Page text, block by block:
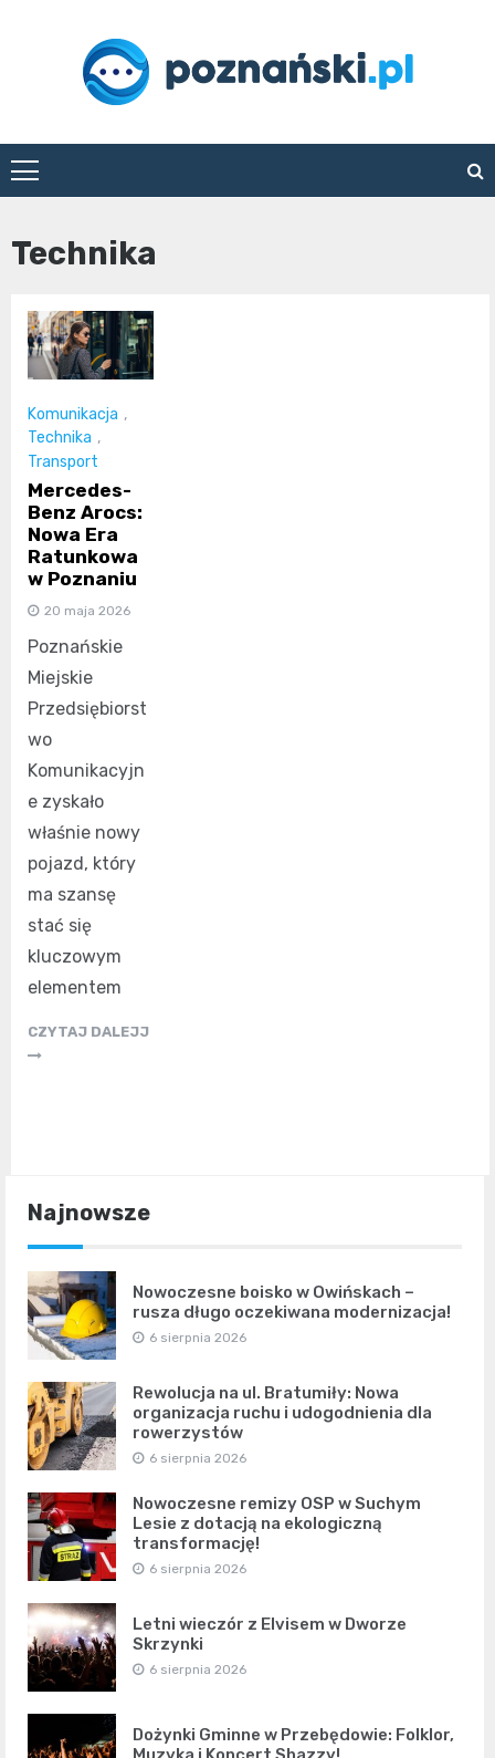
poznanski.pl
Technika
Komunikacja ,
Technika ,
Transport
Mercedes-
Benz Arocs:
Nowa Era
Ratunkowa
w Poznaniu
20 maja 2026
Poznańskie
Miejskie
Przedsiębiorst
wo
Komunikacyjn
e zyskało
właśnie nowy
pojazd, który
ma szansę
stać się
kluczowym
elementem
CZYTAJ DALEJJ
Najnowsze
Nowoczesne boisko w Owińskach –
rusza długo oczekiwana modernizacja!
6 sierpnia 2026
Rewolucja na ul. Bratumiły: Nowa
organizacja ruchu i udogodnienia dla
rowerzystów
6 sierpnia 2026
Nowoczesne remizy OSP w Suchym
Lesie z dotacją na ekologiczną
transformację!
6 sierpnia 2026
Letni wieczór z Elvisem w Dworze
Skrzynki
6 sierpnia 2026
Dożynki Gminne w Przebędowie: Folklor,